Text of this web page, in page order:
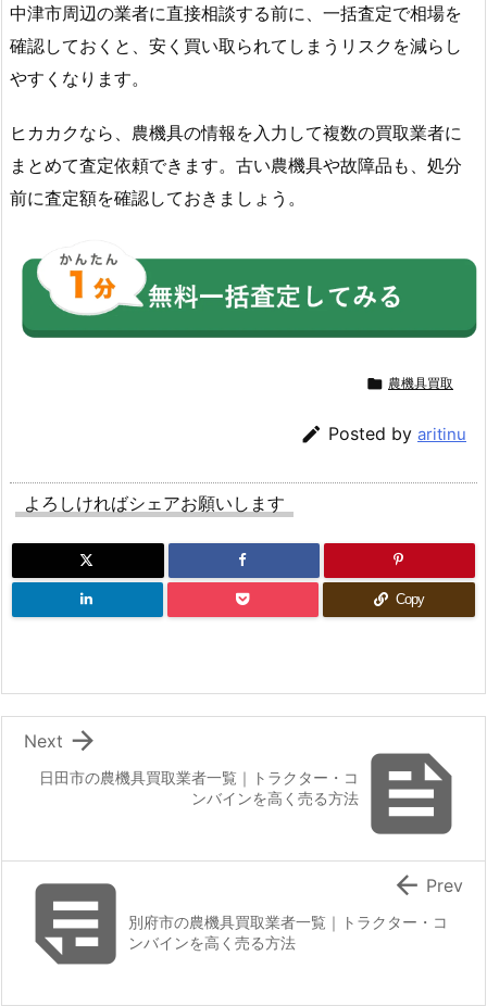
中津市周辺の業者に直接相談する前に、一括査定で相場を
確認しておくと、安く買い取られてしまうリスクを減らし
やすくなります。
ヒカカクなら、農機具の情報を入力して複数の買取業者に
まとめて査定依頼できます。古い農機具や故障品も、処分
前に査定額を確認しておきましょう。
 農機具買取
 Posted by aritinu
よろしければシェアお願いします
Copy

日田市の農機具買取業者一覧｜トラクター・コ
ンバインを高く売る方法

Next
別府市の農機具買取業者一覧｜トラクター・コ
ンバインを高く売る方法
 Prev